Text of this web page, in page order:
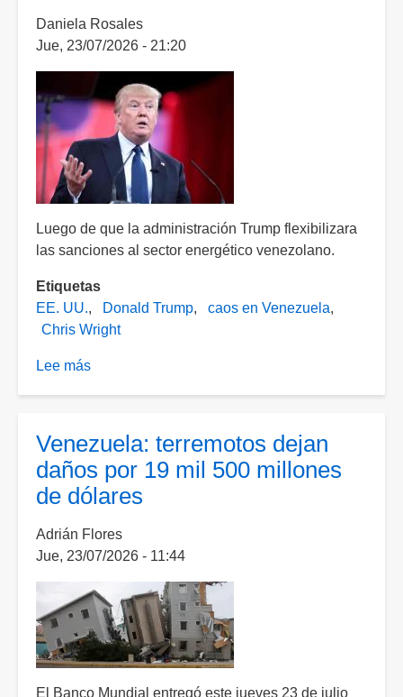
bilaterales
tras
años
de
ruptura
Daniela Rosales
Jue, 23/07/2026 - 21:20
Luego de que la administración Trump flexibilizara
las sanciones al sector energético venezolano.
Etiquetas
EE. UU.
Donald Trump
caos en Venezuela
Chris Wright
Lee más
su
secretario
de
"dirige
Venezuela"
destaca
estrategia
petrolera
de
EE.
Venezuela: terremotos dejan
daños por 19 mil 500 millones
de dólares
Adrián Flores
Jue, 23/07/2026 - 11:44
El Banco Mundial entregó este jueves 23 de julio